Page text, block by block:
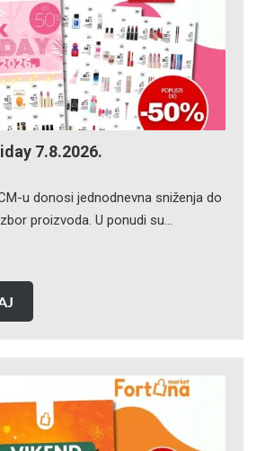
7.8.2026.
u donosi jednodnevna sniženja do
proizvoda. U ponudi su…